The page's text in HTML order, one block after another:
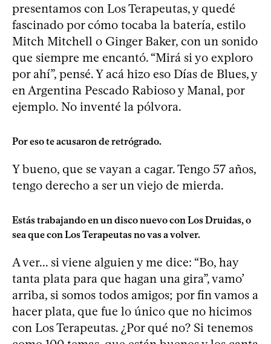
presentamos con Los Terapeutas, y quedé
fascinado por cómo tocaba la batería, estilo
Mitch Mitchell o Ginger Baker, con un sonido
que siempre me encantó. “Mirá si yo exploro
por ahí”, pensé. Y acá hizo eso Días de Blues, y
en Argentina Pescado Rabioso y Manal, por
ejemplo. No inventé la pólvora.
Por eso te acusaron de retrógrado.
Y bueno, que se vayan a cagar. Tengo 57 años,
tengo derecho a ser un viejo de mierda.
Estás trabajando en un disco nuevo con Los Druidas, o
sea que con Los Terapeutas no vas a volver.
A ver... si viene alguien y me dice: “Bo, hay
tanta plata para que hagan una gira”, vamo’
arriba, si somos todos amigos; por fin vamos a
hacer plata, que fue lo único que no hicimos
con Los Terapeutas. ¿Por qué no? Si tenemos